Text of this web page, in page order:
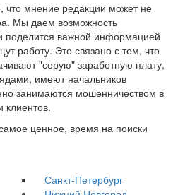
мнение редакции может не
Мы даем возможность
поделится важной информацией
работу. Это связано с тем, что
"серую" заработную плату,
имеют начальников
занимаются мошенничеством в
клиентов.
ценное, время на поиски
Санкт-Петербург